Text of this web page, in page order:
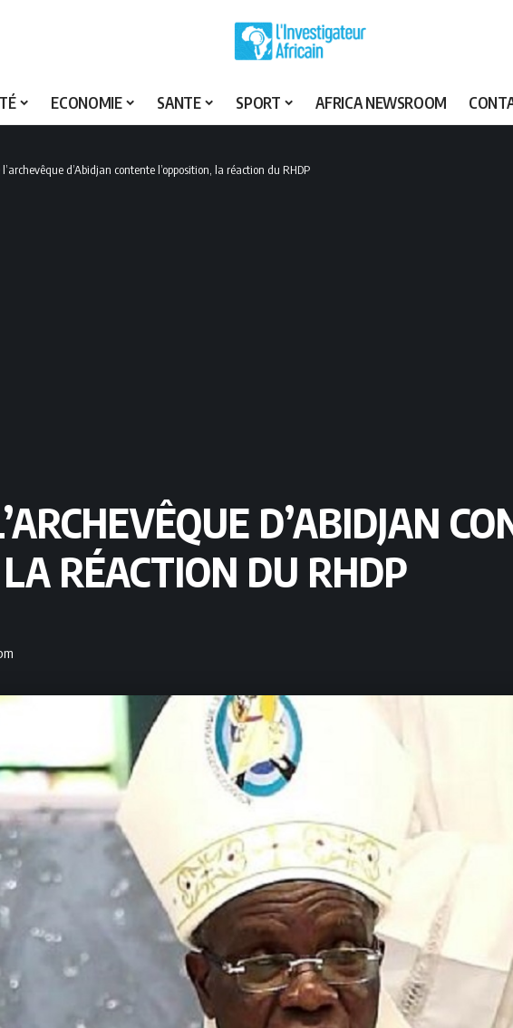
ECONOMIE SANTE SPORT AFRICA NEWSROOM
d’Abidjan contente l’opposition, la réaction du RHDP
D’ABIDJAN
RÉACTION DU RHDP